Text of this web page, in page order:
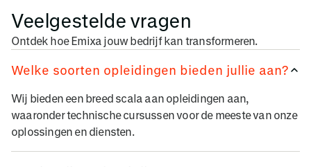
Veelgestelde vragen
Ontdek hoe Emixa jouw bedrijf kan transformeren.
Welke soorten opleidingen bieden jullie aan?
Wij bieden een breed scala aan opleidingen aan,
waaronder technische cursussen voor de meeste van onze
oplossingen en diensten.